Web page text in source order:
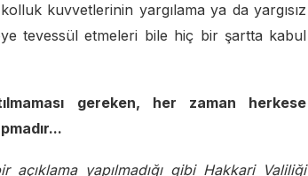
kuvvetlerinin yargılama ya da yargısız
tevessül etmeleri bile hiç bir şartta kabul
gereken, her zaman herkese
yapılmadığı gibi Hakkari Valiliği